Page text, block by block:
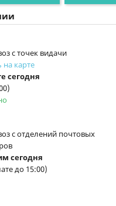
с точек видачи
на карте
сегодня
с отделений почтовых
сегодня
до 15:00)